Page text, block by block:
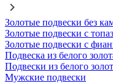
Золотые подвески без
Золотые подвески с
Золотые подвески с
Подвеска из белого
Подвески из белого
Мужские подвески